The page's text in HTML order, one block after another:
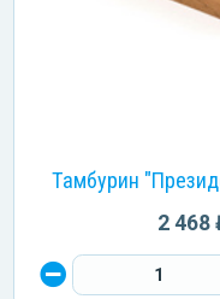
Тамбурин
2 468